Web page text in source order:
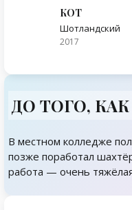
КОТ
Шотландский
2017
ДО ТОГО,
В местном колледже
позже поработал
работа — очень